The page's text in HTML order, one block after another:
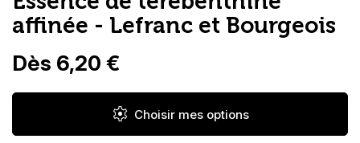
affinée - Lefranc et Bourgeois
Dès 6,20 €
settings Choisir mes options